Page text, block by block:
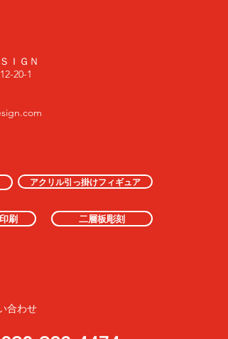
ＩＧＮ
20-1
アクリル引っ掛けフィギュア
刷 二層板彫刻
合わせ